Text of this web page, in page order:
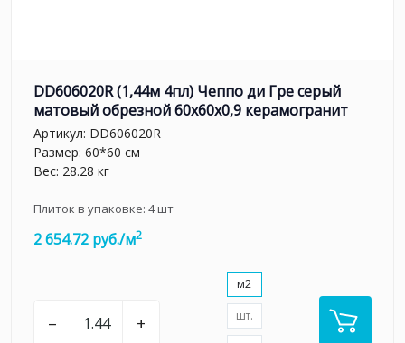
DD606020R (1,44м 4пл) Чеппо ди Гре серый
матовый обрезной 60x60x0,9 керамогранит
Артикул: DD606020R
Размер: 60*60 см
Вес: 28.28 кг
Плиток в упаковке: 4шт
2 654.72 руб./м2
– +
м2
шт.